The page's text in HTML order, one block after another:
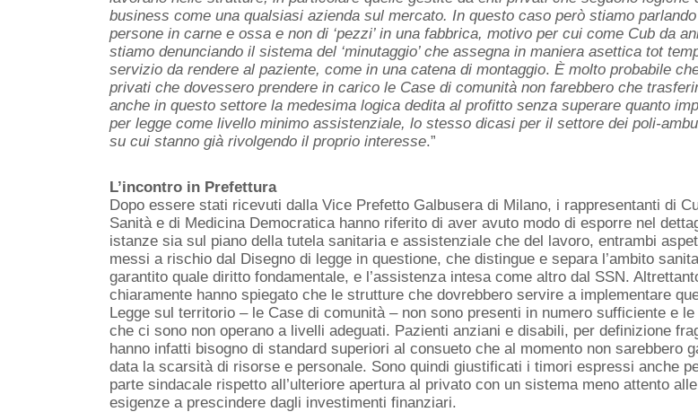
business come una qualsiasi azienda sul mercato. In questo caso però stiamo
persone in carne e ossa e non di ‘pezzi’ in una fabbrica, motivo per cui come Cub da
stiamo denunciando il sistema del ‘minutaggio’ che assegna in maniera asettica tot
servizio da rendere al paziente, come in una catena di montaggio. È molto probabile
privati che dovessero prendere in carico le Case di comunità non farebbero che
anche in questo settore la medesima logica dedita al profitto senza superare quanto
per legge come livello minimo assistenziale, lo stesso dicasi per il settore dei poli-
su cui stanno già rivolgendo il proprio interesse.”
L’incontro in Prefettura
Dopo essere stati ricevuti dalla Vice Prefetto Galbusera di Milano, i rappresentanti di
Sanità e di Medicina Democratica hanno riferito di aver avuto modo di esporre nel
istanze sia sul piano della tutela sanitaria e assistenziale che del lavoro, entrambi
messi a rischio dal Disegno di legge in questione, che distingue e separa l’ambito
garantito quale diritto fondamentale, e l’assistenza intesa come altro dal SSN.
chiaramente hanno spiegato che le strutture che dovrebbero servire a implementare
Legge sul territorio – le Case di comunità – non sono presenti in numero sufficiente e le
che ci sono non operano a livelli adeguati. Pazienti anziani e disabili, per definizione
hanno infatti bisogno di standard superiori al consueto che al momento non sarebbero
data la scarsità di risorse e personale. Sono quindi giustificati i timori espressi anche
parte sindacale rispetto all’ulteriore apertura al privato con un sistema meno attento alle
esigenze a prescindere dagli investimenti finanziari.